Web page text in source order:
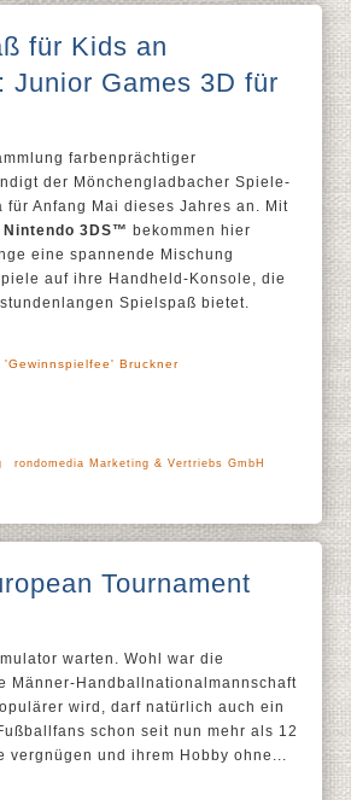
für Kids an
Junior Games 3D für
farbenprächtiger
der Mönchengladbacher Spiele-
für Anfang Mai dieses Jahres an. Mit
3DS™ bekommen hier
eine spannende Mischung
auf ihre Handheld-Konsole, die
Spielspaß bietet.
'Gewinnspielfee' Bruckner
rondomedia Marketing & Vertriebs GmbH
Tournament
warten. Wohl war die
Männer-Handballnationalmannschaft
wird, darf natürlich auch ein
schon seit nun mehr als 12
vergnügen und ihrem Hobby ohne...